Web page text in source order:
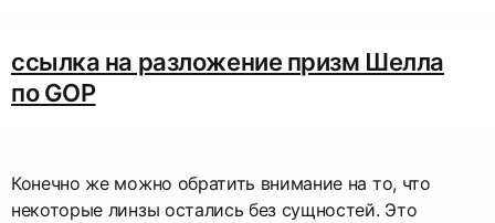
ссылка на разложение призм Шелла
по GOP
Конечно же можно обратить внимание на то, что
некоторые линзы остались без сущностей. Это